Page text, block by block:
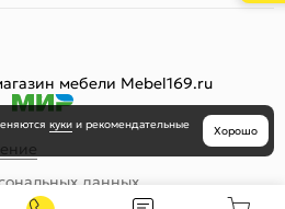
мебели Mebel169.ru
данных
куки и рекомендательные
Хорошо